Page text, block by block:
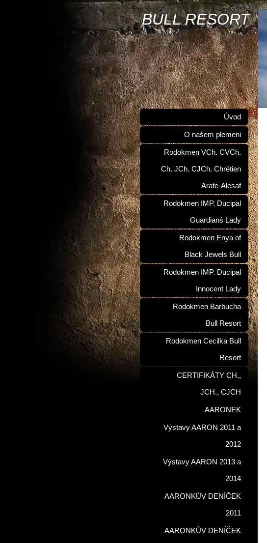
BULL RESORT
Úvod
O našem plemeni
Rodokmen VCh. CVCh.
Ch. JCh. CJCh. Chrétien
Arate-Alesaf
Rodokmen IMP. Ducipal
Guardianś Lady
Rodokmen Enya of
Black Jewels Bull
Rodokmen IMP. Ducipal
Innocent Lady
Rodokmen Barbucha
Bull Resort
Rodokmen Cecilka Bull
Resort
CERTIFIKÁTY CH.,
JCH., CJCH
AARONEK
Výstavy AARON 2011 a
2012
Výstavy AARON 2013 a
2014
AARONKŮV DENÍČEK
2011
AARONKŮV DENÍČEK